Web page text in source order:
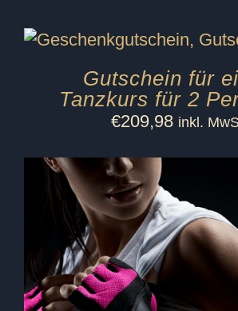
Gutschein für
Tanzkurs für 2
€209,98 inkl.